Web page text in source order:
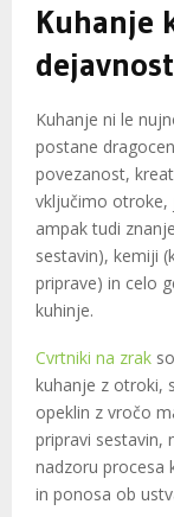
Kuhanje
Kuhanje ni le
postane
povezanost,
vključimo otroke,
ampak tudi
sestavin), kemiji
priprave) in celo
kuhinje.
Cvrtniki na zrak
kuhanje z otroki,
opeklin z vročo
pripravi sestavin,
nadzoru procesa
in ponosa ob